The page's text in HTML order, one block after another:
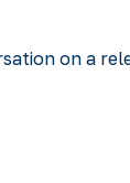
on a